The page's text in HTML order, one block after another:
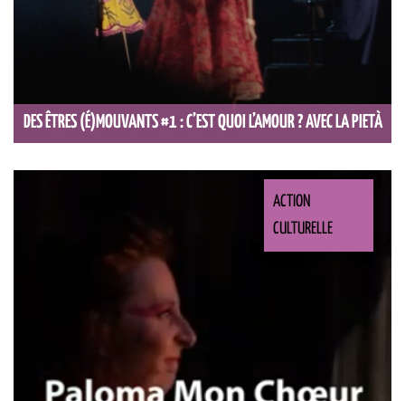
DES ÊTRES (É)MOUVANTS #1 : C’EST QUOI L’AMOUR ? AVEC LA PIETÀ
ACTION
CULTURELLE